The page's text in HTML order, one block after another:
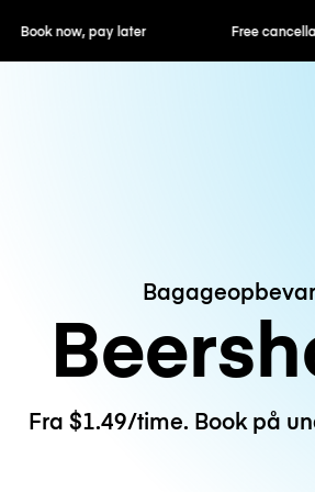
now, pay later Free cancellation
Fra $1.49/time. Book på